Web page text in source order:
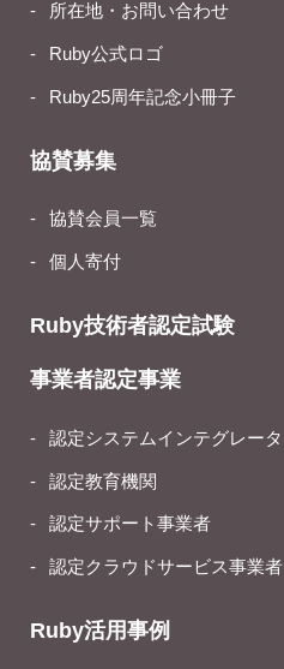
所在地・お問い合わせ
Ruby公式ロゴ
Ruby25周年記念小冊子
協賛募集
協賛会員一覧
個人寄付
Ruby技術者認定試験
事業者認定事業
認定システムインテグレータ
認定教育機関
認定サポート事業者
認定クラウドサービス事業者
Ruby活用事例